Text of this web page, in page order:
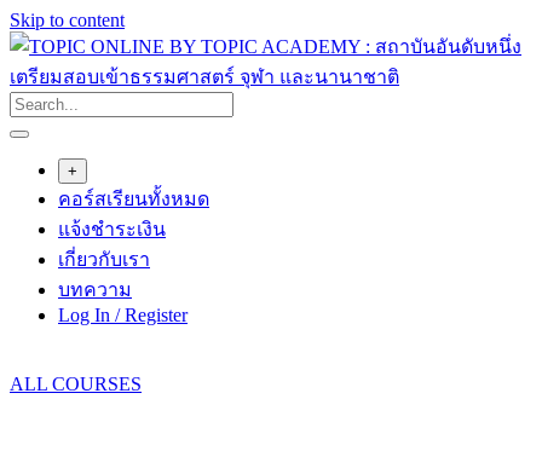
Skip to content
+
คอร์สเรียนทั้งหมด
แจ้งชำระเงิน
เกี่ยวกับเรา
บทความ
Log In / Register
ALL COURSES